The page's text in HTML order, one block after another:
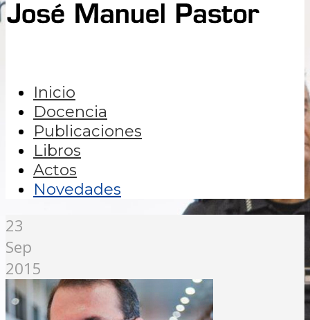
Inicio
Docencia
Publicaciones
Libros
Actos
Novedades
23
Sep
2015